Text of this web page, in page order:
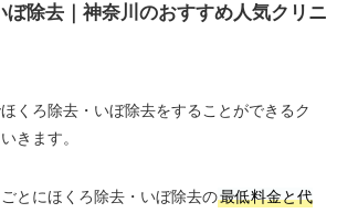
ぼ除去｜神奈川のおすすめ人気クリニ
くろ除去・いぼ除去をすることができるク
きます。
とにほくろ除去・いぼ除去の最低料金と代